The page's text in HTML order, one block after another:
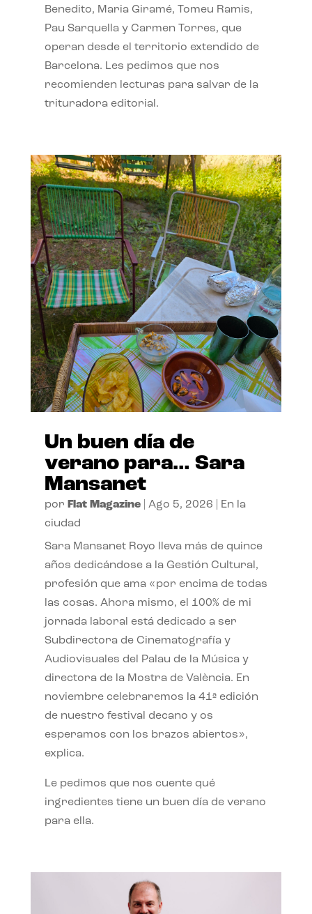
Benedito, Maria Giramé, Tomeu Ramis,
Pau Sarquella y Carmen Torres, que
operan desde el territorio extendido de
Barcelona. Les pedimos que nos
recomienden lecturas para salvar de la
trituradora editorial.
Un buen día de
verano para… Sara
Mansanet
por Flat Magazine| Ago 5, 2026
En la
ciudad
Sara Mansanet Royo lleva más de quince
años dedicándose a la Gestión Cultural,
profesión que ama «por encima de todas
las cosas. Ahora mismo, el 100% de mi
jornada laboral está dedicado a ser
Subdirectora de Cinematografía y
Audiovisuales del Palau de la Música y
directora de la Mostra de València. En
noviembre celebraremos la 41ª edición
de nuestro festival decano y os
esperamos con los brazos abiertos»,
explica.
Le pedimos que nos cuente qué
ingredientes tiene un buen día de verano
para ella.